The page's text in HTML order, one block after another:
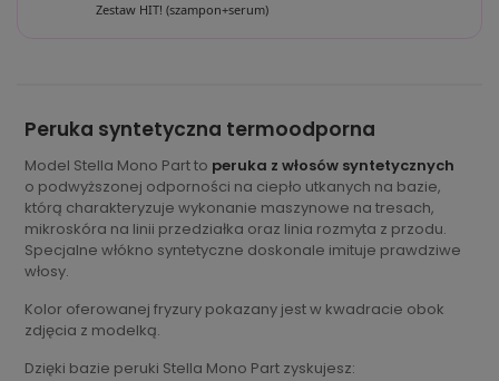
Zestaw HIT! (szampon+serum)
Peruka syntetyczna termoodporna
Model Stella Mono Part to peruka z włosów syntetycznych
o podwyższonej odporności na ciepło utkanych na bazie,
którą charakteryzuje wykonanie maszynowe na tresach,
mikroskóra na linii przedziałka oraz linia rozmyta z przodu.
Specjalne włókno syntetyczne doskonale imituje prawdziwe
włosy.
Kolor oferowanej fryzury pokazany jest w kwadracie obok
zdjęcia z modelką.
Dzięki bazie peruki Stella Mono Part zyskujesz: